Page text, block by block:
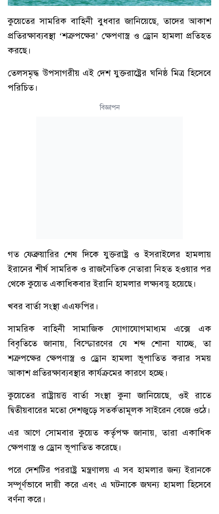
কুয়েতের সামরিক বাহিনী বুধবার জানিয়েছে, তাদের আকাশ
প্রতিরক্ষাব্যবস্থা ‘শত্রুপক্ষের’ ক্ষেপণাস্ত্র ও ড্রোন হামলা প্রতিহত
করছে।
তেলসমৃদ্ধ উপসাগরীয় এই দেশ যুক্তরাষ্ট্রের ঘনিষ্ঠ মিত্র হিসেবে
পরিচিত।
বিজ্ঞাপন
গত ফেব্রুয়ারির শেষ দিকে যুক্তরাষ্ট্র ও ইসরাইলের হামলায়
ইরানের শীর্ষ সামরিক ও রাজনৈতিক নেতারা নিহত হওয়ার পর
থেকে কুয়েত একাধিকবার ইরানি হামলার লক্ষ্যবস্তু হয়েছে।
খবর বার্তা সংস্থা এএফপির।
সামরিক বাহিনী সামাজিক যোগাযোগমাধ্যম এক্সে এক
বিবৃতিতে জানায়, বিস্ফোরণের যে শব্দ শোনা যাচ্ছে, তা
শত্রুপক্ষের ক্ষেপণাস্ত্র ও ড্রোন হামলা ভূপাতিত করার সময়
আকাশ প্রতিরক্ষাব্যবস্থার কার্যক্রমের কারণে হচ্ছে।
কুয়েতের রাষ্ট্রায়ত্ত বার্তা সংস্থা কুনা জানিয়েছে, ওই রাতে
দ্বিতীয়বারের মতো দেশজুড়ে সতর্কতামূলক সাইরেন বেজে ওঠে।
এর আগে সোমবার কুয়েত কর্তৃপক্ষ জানায়, তারা একাধিক
ক্ষেপণাস্ত্র ও ড্রোন ভূপাতিত করেছে।
পরে দেশটির পররাষ্ট্র মন্ত্রণালয় এ সব হামলার জন্য ইরানকে
সম্পূর্ণভাবে দায়ী করে এবং এ ঘটনাকে জঘন্য হামলা হিসেবে
বর্ণনা করে।